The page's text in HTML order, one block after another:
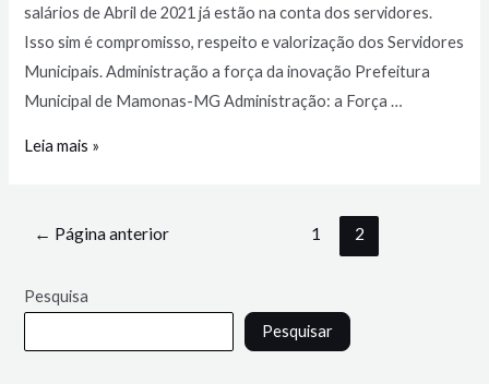
salários de Abril de 2021 já estão na conta dos servidores.
Isso sim é compromisso, respeito e valorização dos Servidores
Municipais. Administração a força da inovação Prefeitura
Municipal de Mamonas-MG Administração: a Força …
Leia mais »
← Página anterior 1 2
Pesquisa
Pesquisar